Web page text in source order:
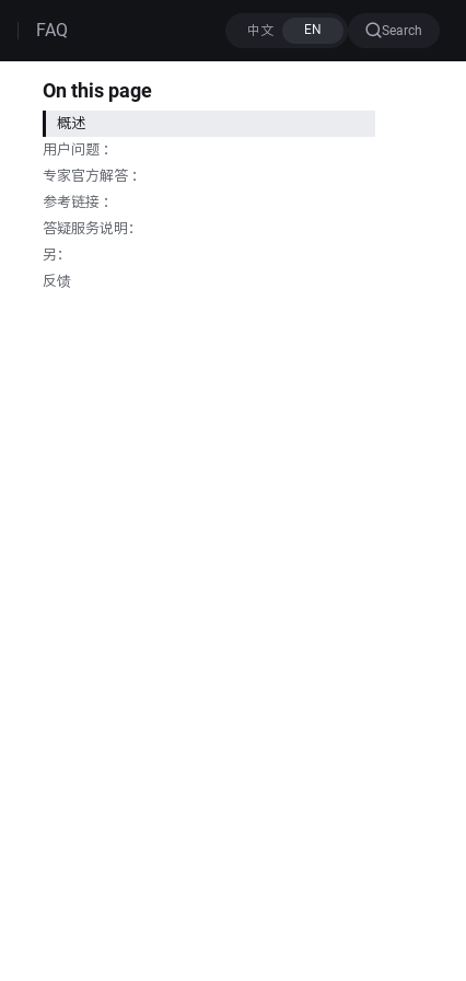
FAQ Search
On this page
概述
用户问题 ：
专家官方解答 ：
参考链接 ：
答疑服务说明：
另：
反馈